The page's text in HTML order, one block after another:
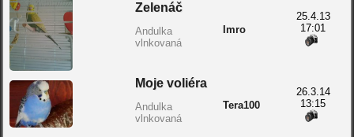
Zelenáč
Andulka
vlnkovaná
Imro
25.4.13
17:01
Moje voliéra
Andulka
vlnkovaná
Tera100
26.3.14
13:15